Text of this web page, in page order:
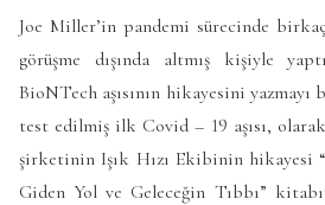
Joe Miller’in pandemi sürecinde
görüşme dışında altmış kişiyle
BioNTech aşısının hikayesini yazmayı
test edilmiş ilk Covid – 19 aşısı,
şirketinin Işık Hızı Ekibinin hikayesi
Giden Yol ve Geleceğin Tıbbı”